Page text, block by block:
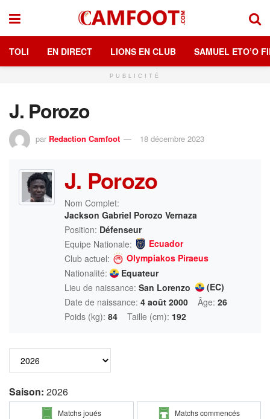
TOLI EN DIRECT LIONS EN CLUB SAMUEL ETO’O
PUBLICITÉ
J. Porozo
par Redaction Camfoot 18 décembre 2023
J. Porozo
Nom Complet:
Jackson Gabriel Porozo Vernaza
Position: Défenseur
Equipe Nationale:
Ecuador
Club actuel:
Olympiakos Piraeus
Nationalité:
Equateur
Lieu de naissance: San Lorenzo
(EC)
Date de naissance: 4 août 2000 Âge: 26
Poids (kg): 84 Taille (cm): 192
Saison: 2026
Matchs joués Matchs commencés